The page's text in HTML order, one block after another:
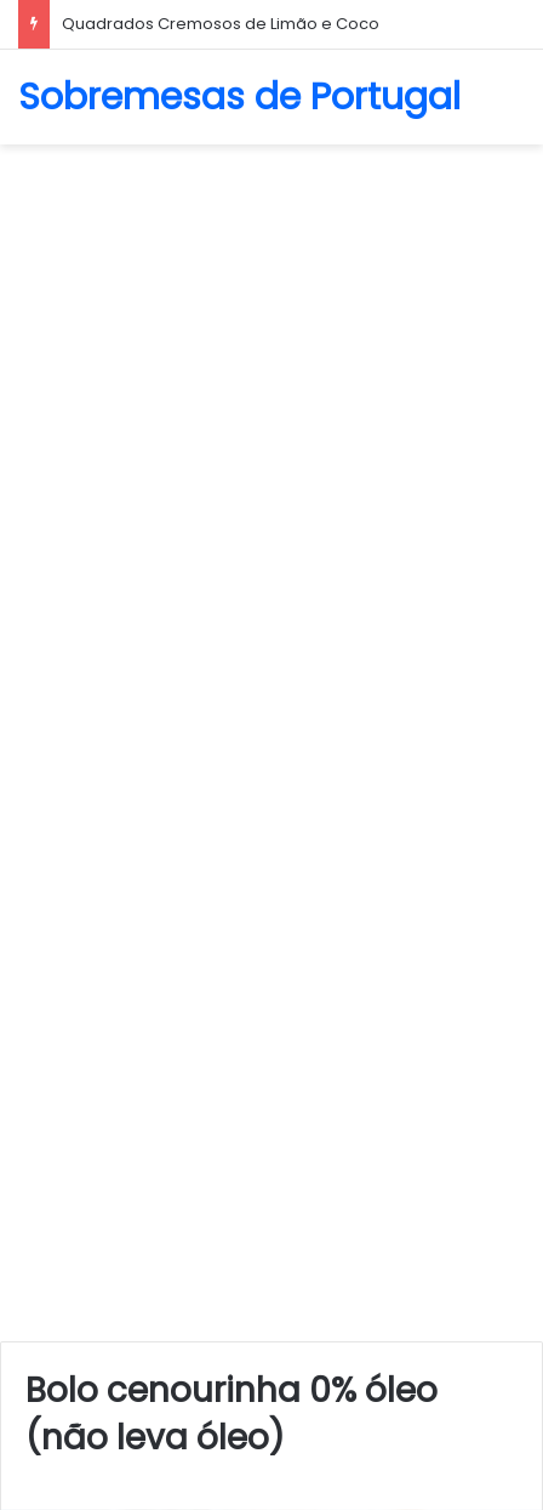
Biscoito Amanteigado
Sobremesas de Portugal
Bolo cenourinha 0% óleo
(não leva óleo)